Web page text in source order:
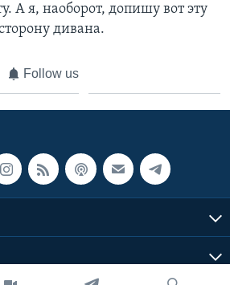
А я, наоборот, допишу вот эту
дивана.
Follow us